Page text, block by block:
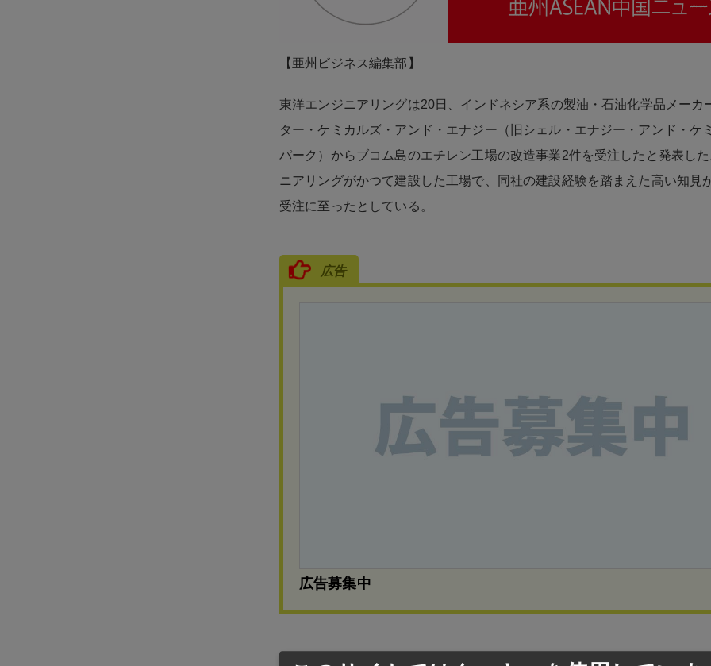
【亜州ビジネス編集部】
東洋エンジニアリングは20日、インドネシア系の製油・石油化学品メーカ
ター・ケミカルズ・アンド・エナジー（旧シェル・エナジー・アンド・ケ
パーク）からブコム島のエチレン工場の改造事業2件を受注したと発表し
ニアリングがかつて建設した工場で、同社の建設経験を踏まえた高い知見
受注に至ったとしている。
広告
広告募集中
2件は「エチレン冷却ユニット改造事業」と「ガスタービンユニット統合事